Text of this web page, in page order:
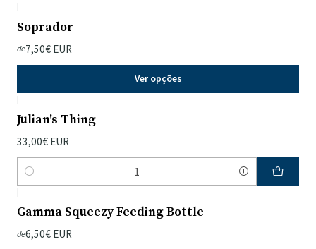
|
Soprador
de7,50€ EUR
Ver opções
|
Julian's Thing
33,00€ EUR
Quantidade
|
Gamma Squeezy Feeding Bottle
de6,50€ EUR